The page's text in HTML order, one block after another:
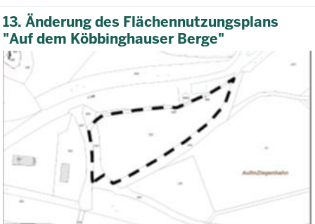
13. Änderung des Flächennutzungsplans
"Auf dem Köbbinghauser Berge"